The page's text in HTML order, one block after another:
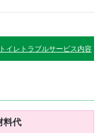
トイレトラブルサービス内容
料代